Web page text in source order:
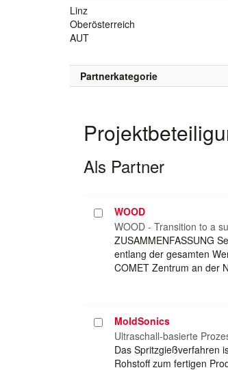
Linz
Oberösterreich
AUT
Partnerkategorie
Als Partner
Projekt
auswählen
WOOD
WOOD - Transition to a
ZUSAMMENFASSUNG
entlang der gesamten
COMET Zentrum an der
Projekt
auswählen
MoldSonics
Ultraschall-basierte
Das Spritzgießverfahren
Rohstoff zum fertigen